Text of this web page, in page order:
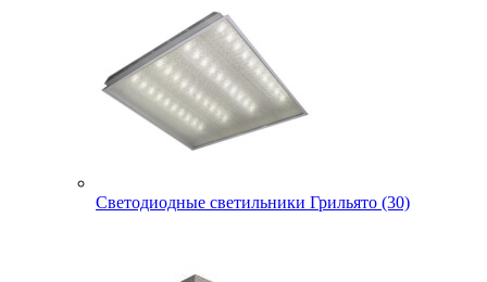
Светодиодные светильники Грильято (30)